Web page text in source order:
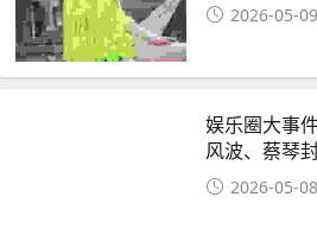
2026-05-09
娱乐圈大事
风波、蔡琴
炸热搜
2026-05-08